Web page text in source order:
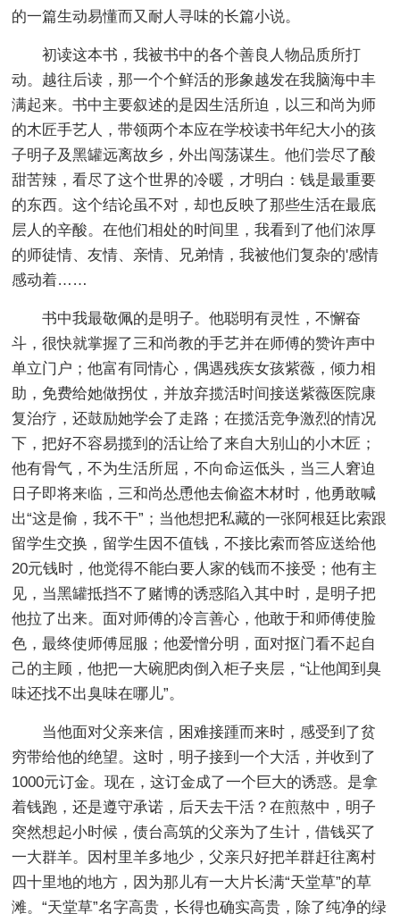
的一篇生动易懂而又耐人寻味的长篇小说。
初读这本书，我被书中的各个善良人物品质所打
动。越往后读，那一个个鲜活的形象越发在我脑海中丰
满起来。书中主要叙述的是因生活所迫，以三和尚为师
的木匠手艺人，带领两个本应在学校读书年纪大小的孩
子明子及黑罐远离故乡，外出闯荡谋生。他们尝尽了酸
甜苦辣，看尽了这个世界的冷暖，才明白：钱是最重要
的东西。这个结论虽不对，却也反映了那些生活在最底
层人的辛酸。在他们相处的时间里，我看到了他们浓厚
的师徒情、友情、亲情、兄弟情，我被他们复杂的'感情
感动着……
书中我最敬佩的是明子。他聪明有灵性，不懈奋
斗，很快就掌握了三和尚教的手艺并在师傅的赞许声中
单立门户；他富有同情心，偶遇残疾女孩紫薇，倾力相
助，免费给她做拐仗，并放弃揽活时间接送紫薇医院康
复治疗，还鼓励她学会了走路；在揽活竞争激烈的情况
下，把好不容易揽到的活让给了来自大别山的小木匠；
他有骨气，不为生活所屈，不向命运低头，当三人窘迫
日子即将来临，三和尚怂恿他去偷盗木材时，他勇敢喊
出“这是偷，我不干”；当他想把私藏的一张阿根廷比索跟
留学生交换，留学生因不值钱，不接比索而答应送给他
20元钱时，他觉得不能白要人家的钱而不接受；他有主
见，当黑罐抵挡不了赌博的诱惑陷入其中时，是明子把
他拉了出来。面对师傅的冷言善心，他敢于和师傅使脸
色，最终使师傅屈服；他爱憎分明，面对抠门看不起自
己的主顾，他把一大碗肥肉倒入柜子夹层，“让他闻到臭
味还找不出臭味在哪儿”。
当他面对父亲来信，困难接踵而来时，感受到了贫
穷带给他的绝望。这时，明子接到一个大活，并收到了
1000元订金。现在，这订金成了一个巨大的诱惑。是拿
着钱跑，还是遵守承诺，后天去干活？在煎熬中，明子
突然想起小时候，债台高筑的父亲为了生计，借钱买了
一大群羊。因村里羊多地少，父亲只好把羊群赶往离村
四十里地的地方，因为那儿有一大片长满“天堂草”的草
滩。“天堂草”名字高贵，长得也确实高贵，除了纯净的绿